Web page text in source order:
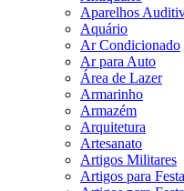
Aparelhos
Aquário
Ar Condicionado
Ar para Auto
Área de Lazer
Armarinho
Armazém
Arquitetura
Artesanato
Artigos Militares
Artigos para